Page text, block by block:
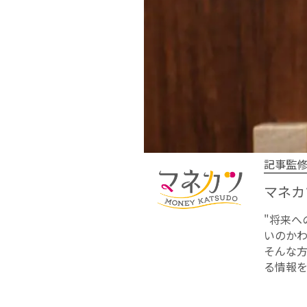
記事監
マネ
"将来へ
いのか
そんな
る情報